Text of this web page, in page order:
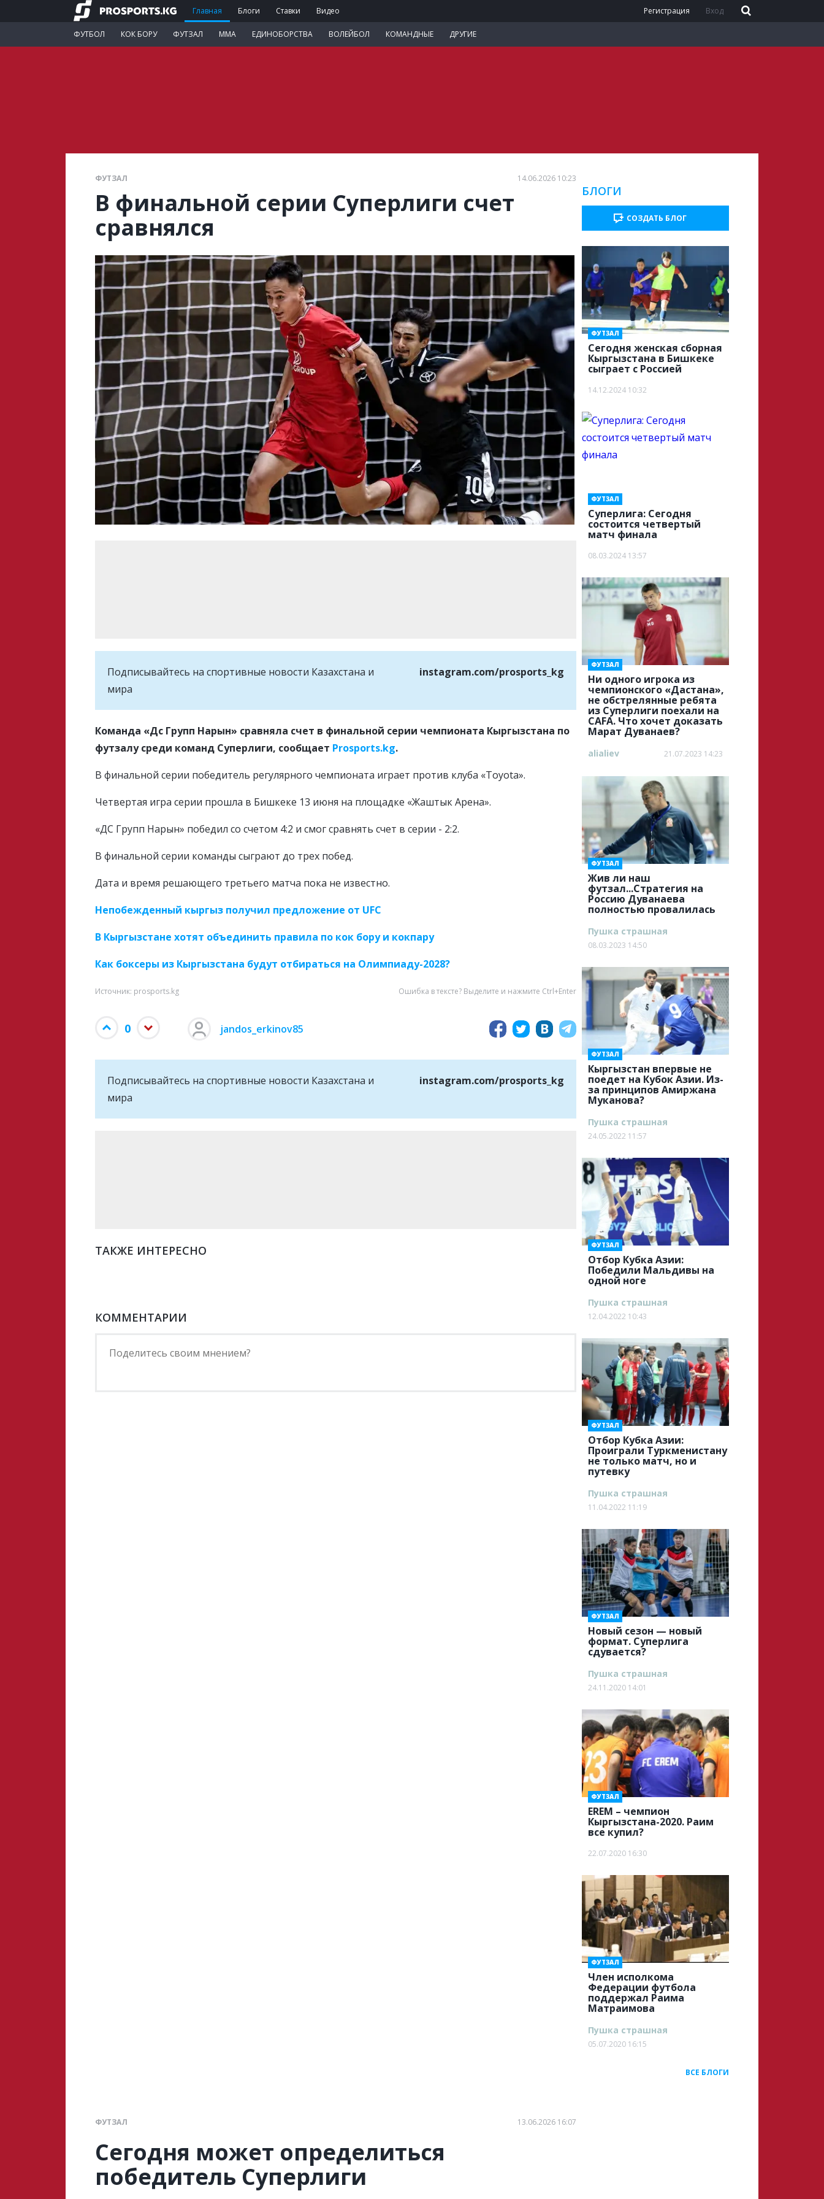
Главная Блоги Ставки Видео
ФУТБОЛ КОК БОРУ ФУТЗАЛ ММА ЕДИНОБОРСТВА ВОЛЕЙБОЛ КОМАНДНЫЕ ДРУГИЕ
Регистрация Вход
ФУТЗАЛ 14.06.2026 10:23
В финальной серии Суперлиги счет
сравнялся
Подписывайтесь на cпортивные новости Казахстана и
мира
instagram.com/prosports_kg
Команда «Дс Групп Нарын» сравняла счет в финальной серии чемпионата Кыргызстана по
футзалу среди команд Суперлиги, сообщает Prosports.kg.
В финальной серии победитель регулярного чемпионата играет против клуба «Toyota».
Четвертая игра серии прошла в Бишкеке 13 июня на площадке «Жаштык Арена».
«ДС Групп Нарын» победил со счетом 4:2 и смог сравнять счет в серии - 2:2.
В финальной серии команды сыграют до трех побед.
Дата и время решающего третьего матча пока не известно.
Непобежденный кыргыз получил предложение от UFC
В Кыргызстане хотят объединить правила по кок бору и кокпару
Как боксеры из Кыргызстана будут отбираться на Олимпиаду-2028?
Источник: prosports.kg Ошибка в тексте? Выделите и нажмите Ctrl+Enter
0 jandos_erkinov85
Подписывайтесь на cпортивные новости Казахстана и
мира
instagram.com/prosports_kg
ТАКЖЕ ИНТЕРЕСНО
КОММЕНТАРИИ
БЛОГИ
СОЗДАТЬ БЛОГ
Сегодня женская сборная
Кыргызстана в Бишкеке
сыграет с Россией
ФУТЗАЛ
14.12.2024 10:32
Суперлига: Сегодня
состоится четвертый
матч финала
ФУТЗАЛ
08.03.2024 13:57
Ни одного игрока из
чемпионского «Дастана»,
не обстрелянные ребята
из Суперлиги поехали на
CAFA. Что хочет доказать
Марат Дуванаев?
ФУТЗАЛ
alialiev 21.07.2023 14:23
Жив ли наш
футзал...Стратегия на
Россию Дуванаева
полностью провалилась
ФУТЗАЛ
Пушка страшная
08.03.2023 14:50
Кыргызстан впервые не
поедет на Кубок Азии. Из-
за принципов Амиржана
Муканова?
ФУТЗАЛ
Пушка страшная
24.05.2022 11:57
Отбор Кубка Азии:
Победили Мальдивы на
одной ноге
ФУТЗАЛ
Пушка страшная
12.04.2022 10:43
Отбор Кубка Азии:
Проиграли Туркменистану
не только матч, но и
путевку
ФУТЗАЛ
Пушка страшная
11.04.2022 11:19
Новый сезон — новый
формат. Суперлига
сдувается?
ФУТЗАЛ
Пушка страшная
24.11.2020 14:01
EREM – чемпион
Кыргызстана-2020. Раим
все купил?
ФУТЗАЛ
22.07.2020 16:30
Член исполкома
Федерации футбола
поддержал Раима
Матраимова
ФУТЗАЛ
Пушка страшная
05.07.2020 16:15
ВСЕ БЛОГИ
ФУТЗАЛ 13.06.2026 16:07
Сегодня может определиться
победитель Суперлиги